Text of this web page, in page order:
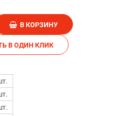
В КОРЗИНУ
ЗАКАЗАТЬ В ОДИН КЛИК